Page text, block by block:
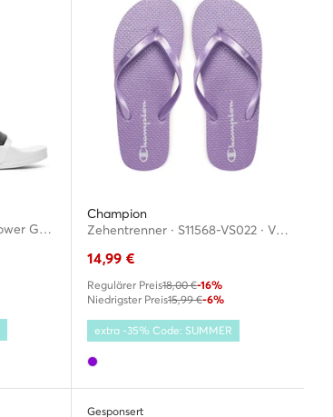
Pantoletten · adilette Shower GZ5921 · Weiß
Champion
Zehentrenner · S11568-VS022 · Violett
14,99 €
Regulärer Preis18,00 €-16%
Niedrigster Preis15,99 €-6%
extra -35% Code: SUMMER
Gesponsert